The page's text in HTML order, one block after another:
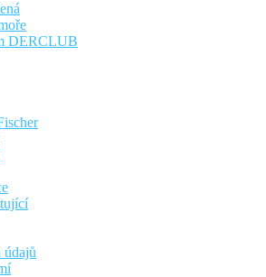
DERCLUB
údajů